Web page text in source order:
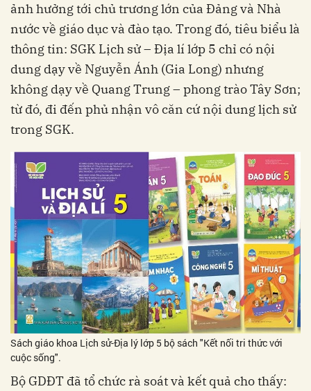
ảnh hưởng tới chủ trương lớn của Đảng và Nhà
nước về giáo dục và đào tạo. Trong đó, tiêu biểu là
thông tin: SGK Lịch sử – Địa lí lớp 5 chỉ có nội
dung dạy về Nguyễn Ánh (Gia Long) nhưng
không dạy về Quang Trung – phong trào Tây Sơn;
từ đó, đi đến phủ nhận vô căn cứ nội dung lịch sử
trong SGK.
Sách giáo khoa Lịch sử-Địa lý lớp 5 bộ sách "Kết nối tri thức với
cuộc sống".
Bộ GDĐT đã tổ chức rà soát và kết quả cho thấy: